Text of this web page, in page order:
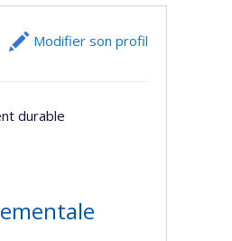
Modifier son profil
durable